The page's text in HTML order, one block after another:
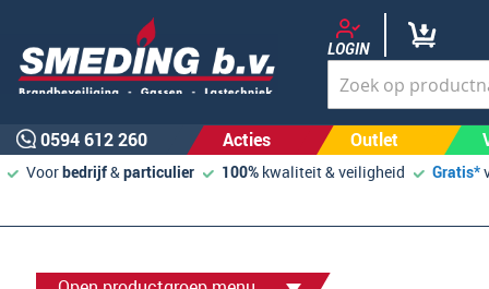
LOGIN
0594 612 260 Acties Outlet
Voorbedrijf&particulier 100% kwaliteit & veiligheid Gratis*